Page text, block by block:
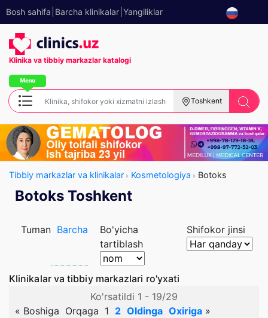
Bosh sahifa Barcha klinikalar Yangiliklar
Klinika va tibbiy markazlar katalogi
Toshkent
Tibbiy markazlar va klinikalar Kosmetologiya Botoks
Botoks Toshkent
Tuman Barcha
Bo'yicha
tartiblash
Shifokor jinsi
Klinikalar va tibbiy markazlari ro'yxati
Ko'rsatildi 1 - 19/29
« Boshiga Orqaga 1 2 Oldinga Oxiriga »